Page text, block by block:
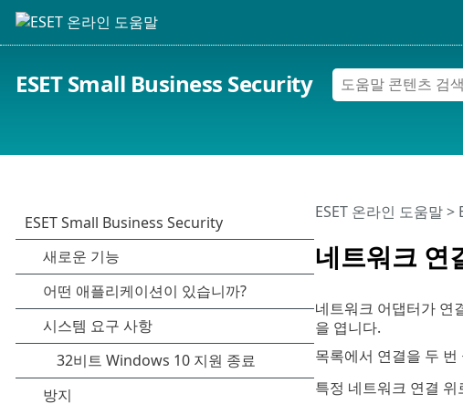
ESET Small Business Security
네트워크 연
ESET 온라인 도움말>
네트워크 어댑터가 연
을 엽니다.
목록에서 연결을 두
특정 네트워크 연결